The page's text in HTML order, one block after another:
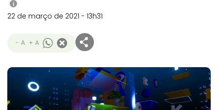
i
22 de março de 2021 - 13h31
- A + A